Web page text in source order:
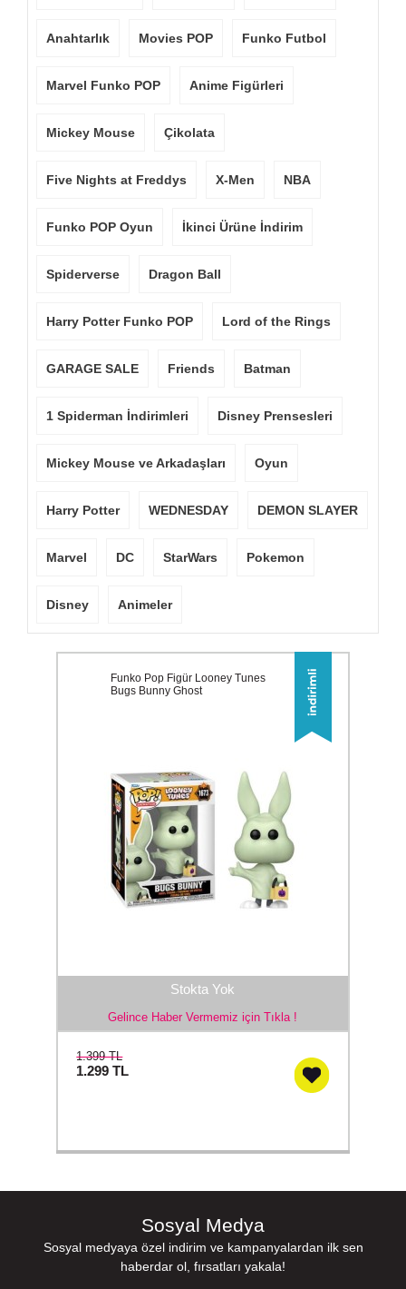
Anahtarlık Movies POP Funko Futbol
Marvel Funko POP Anime Figürleri
Mickey Mouse Çikolata
Five Nights at Freddys X-Men NBA
Funko POP Oyun İkinci Ürüne İndirim
Spiderverse Dragon Ball
Harry Potter Funko POP Lord of the Rings
GARAGE SALE Friends Batman
1 Spiderman İndirimleri Disney Prensesleri
Mickey Mouse ve Arkadaşları Oyun
Harry Potter WEDNESDAY DEMON SLAYER
Marvel DC StarWars Pokemon
Disney Animeler
Stokta Yok
Gelince Haber Vermemiz için Tıkla !
Funko Pop Figür Looney Tunes
Bugs Bunny Ghost
1.399 TL
1.299TL
Sosyal Medya
Sosyal medyaya özel indirim ve kampanyalardan ilk sen
haberdar ol, fırsatları yakala!